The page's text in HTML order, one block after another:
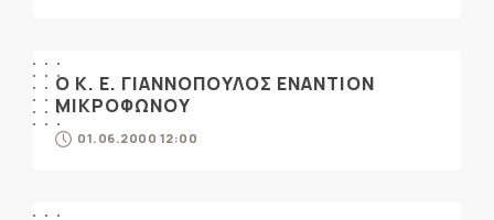
Ο Κ. Ε. ΓΙΑΝΝΟΠΟΥΛΟΣ ΕΝΑΝΤΙΟΝ
ΜΙΚΡΟΦΩΝΟΥ
01.06.2000 12:00